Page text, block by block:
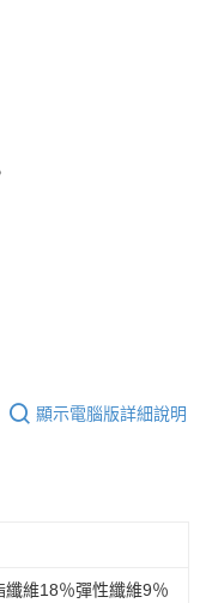
顯示電腦版詳細說明
維18％彈性纖維9％